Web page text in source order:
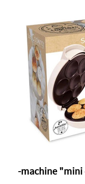
-machine "mini